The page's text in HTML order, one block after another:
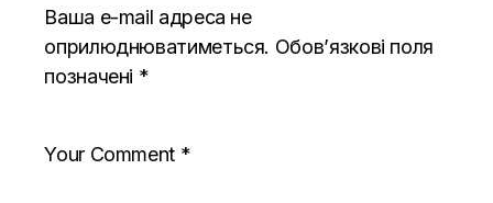
Ваша e-mail адреса не
оприлюднюватиметься. Обов’язкові поля
позначені *